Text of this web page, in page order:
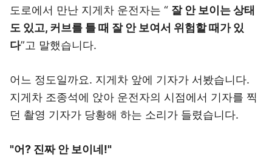
도로에서 만난 지게차 운전자는 “ 잘 안 보이는 상태
도 있고, 커브를 틀 때 잘 안 보여서 위험할 때가 있
다”고 말했습니다.
어느 정도일까요. 지게차 앞에 기자가 서봤습니다.
지게차 조종석에 앉아 운전자의 시점에서 기자를 찍
던 촬영 기자가 당황해 하는 소리가 들렸습니다.
"어? 진짜 안 보이네!"